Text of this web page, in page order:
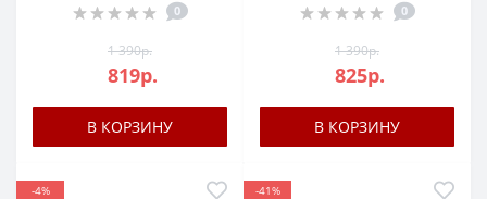
0
1 390р.
819р.
В КОРЗИНУ
0
1 390р.
825р.
В КОРЗИНУ
-4%
-41%